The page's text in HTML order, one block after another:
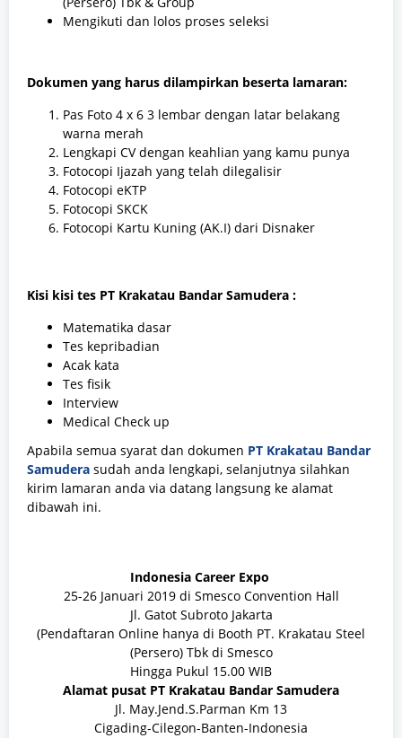
Mengikuti dan lolos proses seleksi
Dokumen yang harus dilampirkan beserta lamaran:
Pas Foto 4 x 6 3 lembar dengan latar belakang
warna merah
Lengkapi CV dengan keahlian yang kamu punya
Fotocopi Ijazah yang telah dilegalisir
Fotocopi eKTP
Fotocopi SKCK
Fotocopi Kartu Kuning (AK.I) dari Disnaker
Kisi kisi tes PT Krakatau Bandar Samudera :
Matematika dasar
Tes kepribadian
Acak kata
Tes fisik
Interview
Medical Check up
Apabila semua syarat dan dokumen PT Krakatau Bandar
Samudera sudah anda lengkapi, selanjutnya silahkan
kirim lamaran anda via datang langsung ke alamat
dibawah ini.
Indonesia Career Expo
25-26 Januari 2019 di Smesco Convention Hall
Jl. Gatot Subroto Jakarta
(Pendaftaran Online hanya di Booth PT. Krakatau Steel
(Persero) Tbk di Smesco
Hingga Pukul 15.00 WIB
Alamat pusat PT Krakatau Bandar Samudera
Jl. May.Jend.S.Parman Km 13
Cigading-Cilegon-Banten-Indonesia